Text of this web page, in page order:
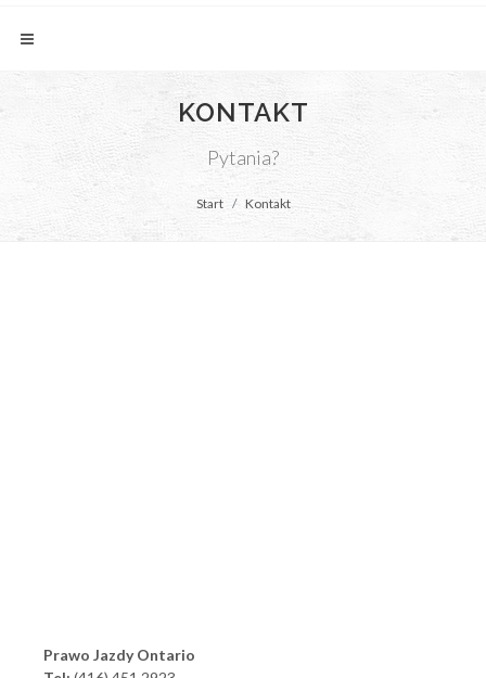
KONTAKT
Pytania?
Start Kontakt
Prawo Jazdy Ontario